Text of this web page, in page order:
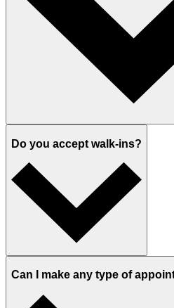
Do you accept walk-ins?
Can I make any type of